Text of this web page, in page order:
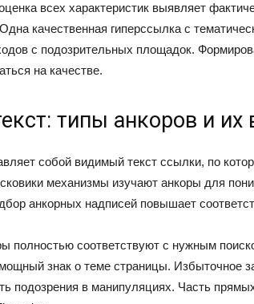
всех характеристик выявляет
качественная гиперссылка с
с подозрительных площадок.
на качестве.
типы анкоров и их
собой видимый текст ссылки, по
механизмы изучают анкоры для
анкорных надписей повышает
полностью соответствуют с нужным
знак о теме страницы. Избыточное
подозрения в манипуляциях. Часть